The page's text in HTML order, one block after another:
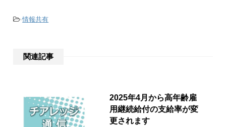
-情報共有
関連記事
2025年4月から高年齢雇
用継続給付の支給率が変
更されます